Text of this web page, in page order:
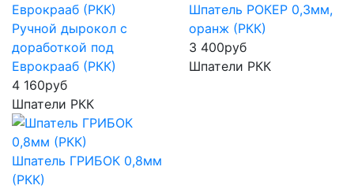
Ручной дырокол с
доработкой под
Еврокрааб (РКК)
4 160руб
Шпатели РКК
Шпатель РОКЕР 0,3мм,
оранж (РКК)
3 400руб
Шпатели РКК
Шпатель ГРИБОК 0,8мм
(РКК)